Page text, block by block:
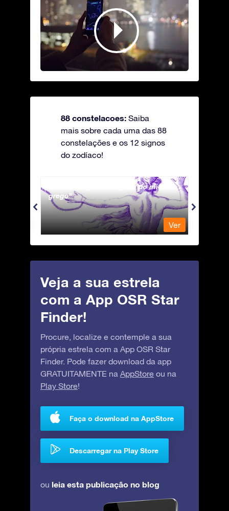
88 constelacoes: Saiba
mais sobre cada uma das 88
constelações e os 12 signos
do zodíaco!
Andromeda - A Princesa do mito
grego
Ver
Veja a sua estrela
com a App OSR Star
Finder!
Procure, localize e contemple a sua
própria estrela com a App OSR Star
Finder. Pode fazer download da app
GRATUITAMENTE na AppStore ou na
Play Store!
Faça o download na AppStore
Descarregar na Play Store
ou leia esta publicação no blog